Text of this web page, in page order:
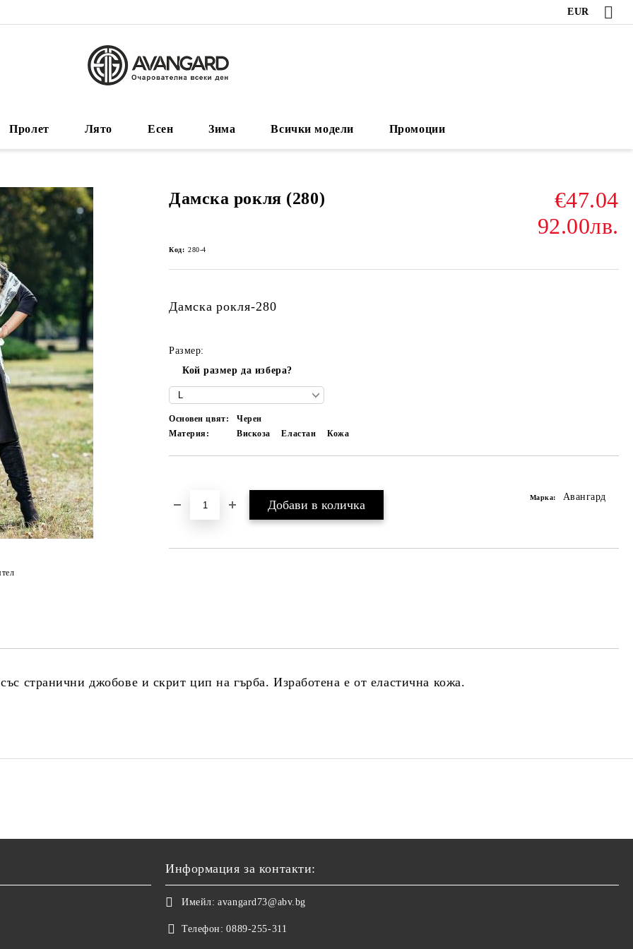
EUR
Пролет Лято Есен Зима Всички модели Промоции
Дамска рокля (280)
€47.04
92.00лв.
Код: 280-4
Дамска рокля-280
Размер:
Кой размер да избера?
Основен цвят:
Черен
Материя:
Вискоза Еластан Кожа
Марка: Авангард
странични джобове и скрит цип на гърба. Изработена е от еластична кожа.
Информация за контакти:
Имейл: avangard73@abv.bg
Телефон: 0889-255-311